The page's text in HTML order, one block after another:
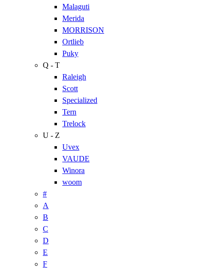
Malaguti
Merida
MORRISON
Ortlieb
Puky
Q - T
Raleigh
Scott
Specialized
Tern
Trelock
U - Z
Uvex
VAUDE
Winora
woom
#
A
B
C
D
E
F